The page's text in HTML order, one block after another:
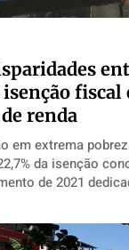
fiscal
renda
em extrema
da isenção
O orçamento de 2021